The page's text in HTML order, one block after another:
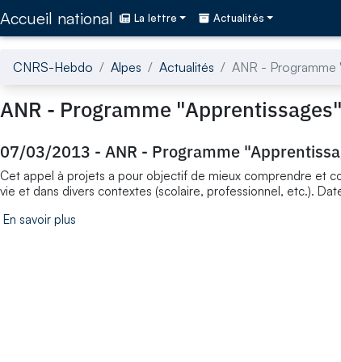
Accueil national La lettre Actualités
CNRS-Hebdo Alpes Actualités ANR - Programme
ANR - Programme "Apprentissages"
07/03/2013 - ANR - Programme
Cet appel à projets a pour objectif de mieux comprendre et
vie et dans divers contextes (scolaire, professionnel, etc.).
En savoir plus